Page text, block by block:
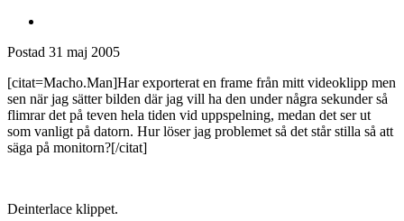
Postad 31 maj 2005
[citat=Macho.Man]Har exporterat en frame från mitt videoklipp men
sen när jag sätter bilden där jag vill ha den under några sekunder så
flimrar det på teven hela tiden vid uppspelning, medan det ser ut
som vanligt på datorn. Hur löser jag problemet så det står stilla så att
säga på monitorn?[/citat]
Deinterlace klippet.